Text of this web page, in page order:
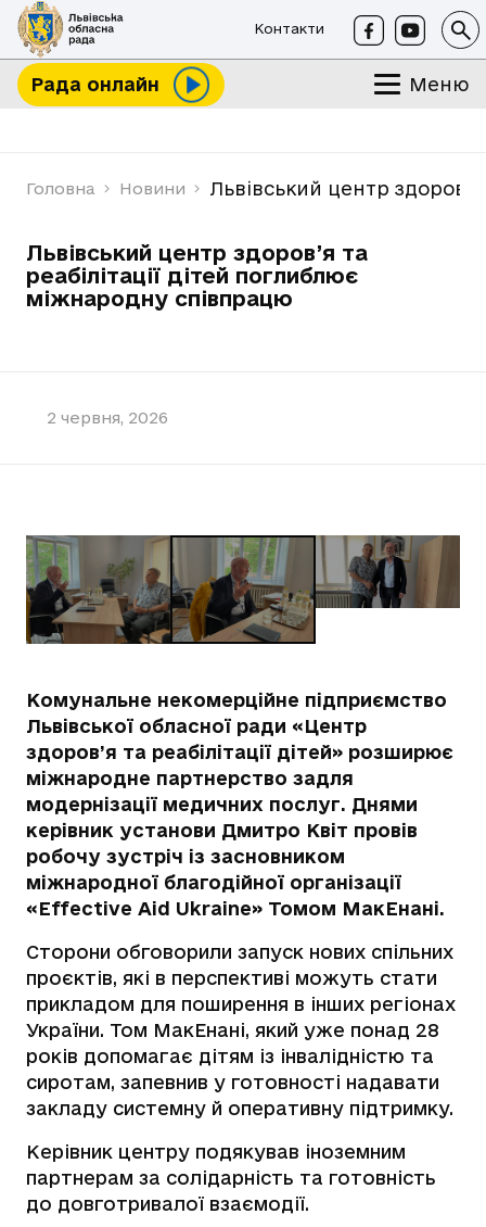
Контакти
Рада онлайн Меню
Головна Новини Львівський центр
Львівський центр здоров’я та
реабілітації дітей поглиблює
міжнародну співпрацю
2 червня, 2026
Комунальне некомерційне підприємство
Львівської обласної ради «Центр
здоров’я та реабілітації дітей» розширює
міжнародне партнерство задля
модернізації медичних послуг. Днями
керівник установи Дмитро Квіт провів
робочу зустріч із засновником
міжнародної благодійної організації
«Effective Aid Ukraine» Томом МакЕнані.
Сторони обговорили запуск нових спільних
проєктів, які в перспективі можуть стати
прикладом для поширення в інших регіонах
України. Том МакЕнані, який уже понад 28
років допомагає дітям із інвалідністю та
сиротам, запевнив у готовності надавати
закладу системну й оперативну підтримку.
Керівник центру подякував іноземним
партнерам за солідарність та готовність
до довготривалої взаємодії.